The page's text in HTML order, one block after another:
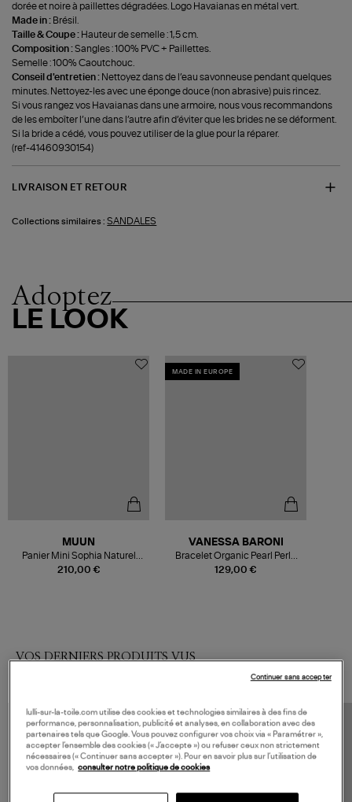
dorée et noire à paillettes dégradées. Logo Havaianas en métal vert.
Made in : Brésil.
Taille & Coupe : Hauteur de semelle : 1,5 cm.
Composition :‍Sangles : 100% PVC + Paillettes.
Semelle : 100% Caoutchouc.
Conseil d'entretien : Nettoyez dans de l’eau savonneuse pendant quelques
minutes. Nettoyez-les avec une éponge douce (non abrasive) puis rincez.
Si vous rangez vos Havaianas dans une armoire, nous vous recommandons
de les emboîter l’une dans l’autre afin d’éviter que les brides ne se déforment.
Si la bride a cédé, vous pouvez utiliser de la glue pour la réparer.
(ref-41460930154)
LIVRAISON ET RETOUR
Collections similaires : SANDALES
Adoptez
LE LOOK
210,00 €
MUUN
Panier Mini Sophia Naturel
Marron
MADE IN EUROPE
129,00 €
VANESSA BARONI
Bracelet Organic Pearl Perle
Doré
VOS DERNIERS PRODUITS VUS
lulli-sur-la-toile.com utilise des cookies et technologies similaires à des fins de
performance, personnalisation, publicité et analyses, en collaboration avec des
partenaires tels que Google. Vous pouvez configurer vos choix via « Paramétrer »,
accepter l’ensemble des cookies (« J’accepte ») ou refuser ceux non strictement
nécessaires (« Continuer sans accepter »). Pour en savoir plus sur l’utilisation de
vos données, consulter notre politique de cookies
Continuer sans accepter